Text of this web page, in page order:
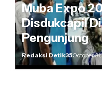
Muba Expo
Disdukcapil
Pengunjung
Redaksi Detik35October